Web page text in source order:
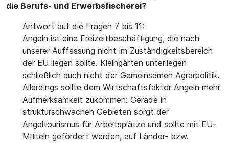
die Berufs- und Erwerbsfischerei?
Antwort auf die Fragen 7 bis 11:
Angeln ist eine Freizeitbeschäftigung, die nach
unserer Auffassung nicht im Zuständigkeitsbereich
der EU liegen sollte. Kleingärten unterliegen
schließlich auch nicht der Gemeinsamen Agrarpolitik.
Allerdings sollte dem Wirtschaftsfaktor Angeln mehr
Aufmerksamkeit zukommen: Gerade in
strukturschwachen Gebieten sorgt der
Angeltourismus für Arbeitsplätze und sollte mit EU-
Mitteln gefördert werden, auf Länder- bzw.